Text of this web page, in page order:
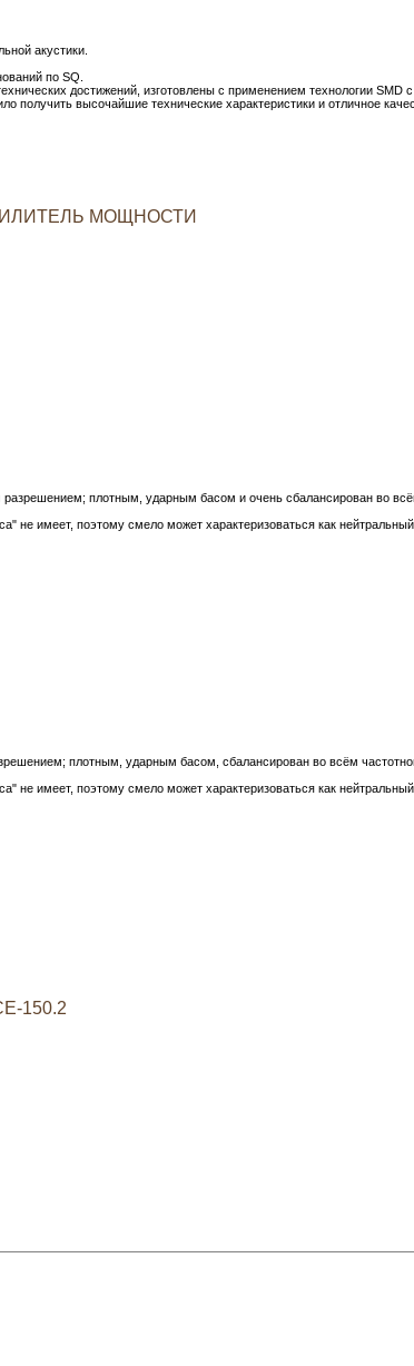
акустики.
по SQ.
достижений, изготовлены с применением технологии SMD с
получить высочайшие технические характеристики и отличное
МОЩНОСТИ
плотным, ударным басом и очень сбалансирован во
не имеет, поэтому смело может характеризоваться как
плотным, ударным басом, сбалансирован во всём
не имеет, поэтому смело может характеризоваться как
150.2